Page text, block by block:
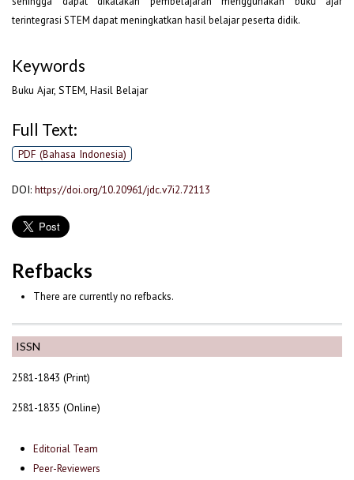
ISSN
2581-1843 (Print)
2581-1835 (Online)
Editorial Team
Peer-Reviewers
terintegrasi STEM dapat meningkatkan hasil belajar peserta didik.
Keywords
Buku Ajar, STEM, Hasil Belajar
Full Text:
PDF (Bahasa Indonesia)
DOI: https://doi.org/10.20961/jdc.v7i2.72113
Refbacks
There are currently no refbacks.